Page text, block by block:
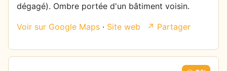
dégagé). Ombre portée d'un bâtiment voisin.
Voir sur Google Maps · Site web ↗ Partager